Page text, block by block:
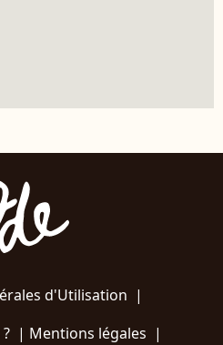
d'Utilisation |
| Mentions légales |